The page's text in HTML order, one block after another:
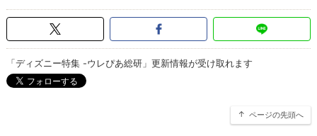
「ディズニー特集 -ウレぴあ総研」更新情報が受け取れます
ページの先頭へ